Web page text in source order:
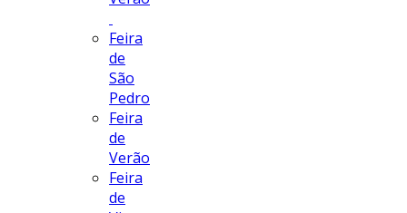
Feira
de
São
Pedro
Feira
de
Verão
Feira
de